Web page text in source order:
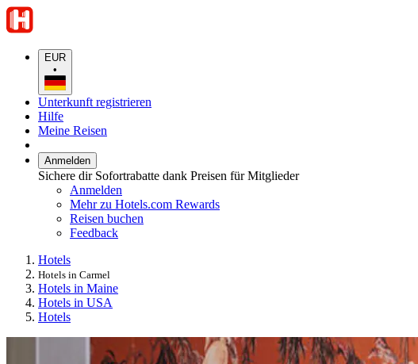
EUR
•
Unterkunft registrieren
Hilfe
Meine Reisen
Anmelden
Sichere dir Sofortrabatte dank Preisen für Mitglieder
Anmelden
Mehr zu Hotels.com Rewards
Reisen buchen
Feedback
Hotels
Hotels in Carmel
Hotels in Maine
Hotels in USA
Hotels